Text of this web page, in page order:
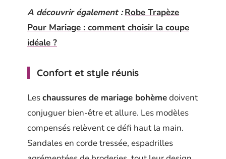
A découvrir également : Robe Trapèze
Pour Mariage : comment choisir la coupe
idéale ?
Confort et style réunis
Leschaussures de mariage bohèmedoivent
conjuguer bien-être et allure. Les modèles
compensés relèvent ce défi haut la main.
Sandales en corde tressée, espadrilles